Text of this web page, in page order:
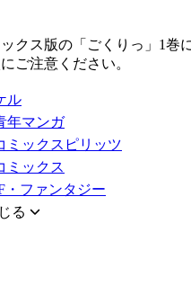
クス版の「ごくりっ」1巻
ご注意ください。
ル
年マンガ
ミックスピリッツ
ミックス
・ファンタジー
る